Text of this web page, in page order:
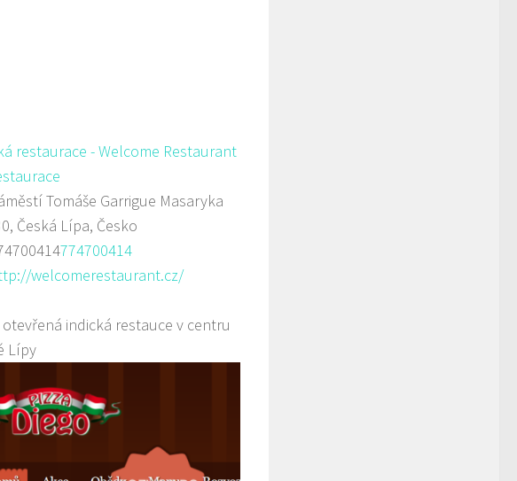
restaurace - Welcome Restaurant
Tomáše Garrigue Masaryka
Česká Lípa, Česko
774700414
welcomerestaurant.cz/
otevřená indická restauce v centru
Lípy